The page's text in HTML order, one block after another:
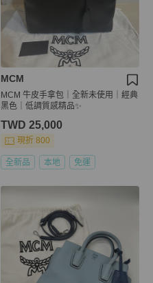
MCM
MCM 牛皮手拿包｜全新未使用｜經典
黑色｜低調質感精品✨
TWD 25,000
現折 800
全新品 本地 免運